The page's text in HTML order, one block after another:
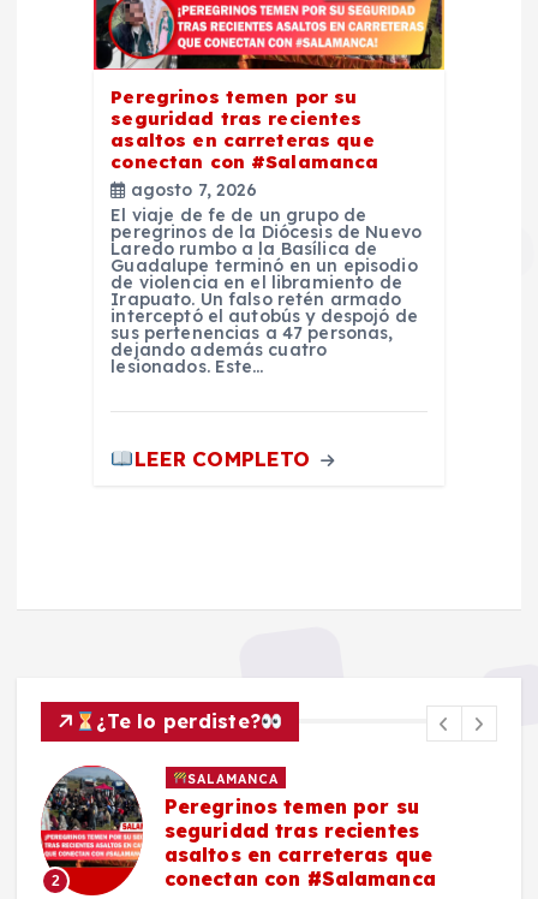
Peregrinos temen por su
seguridad tras recientes
asaltos en carreteras que
conectan con #Salamanca
agosto 7, 2026
El viaje de fe de un grupo de
peregrinos de la Diócesis de Nuevo
Laredo rumbo a la Basílica de
Guadalupe terminó en un episodio
de violencia en el libramiento de
Irapuato. Un falso retén armado
interceptó el autobús y despojó de
sus pertenencias a 47 personas,
dejando además cuatro
lesionados. Este…
LEER COMPLETO
¿Te lo perdiste?
2
SALAMANCA
Peregrinos temen por su
seguridad tras recientes
asaltos en carreteras que
conectan con #Salamanca